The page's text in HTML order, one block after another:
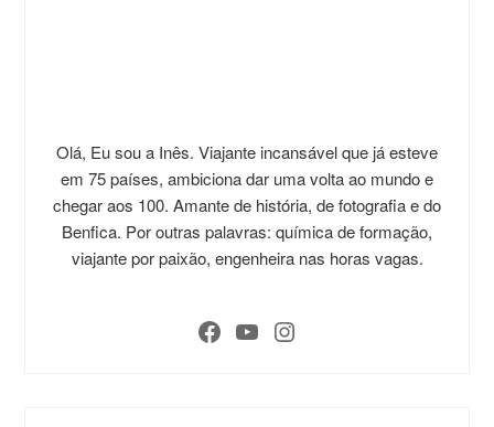
Olá, Eu sou a Inês. Viajante incansável que já esteve
em 75 países, ambiciona dar uma volta ao mundo e
chegar aos 100. Amante de história, de fotografia e do
Benfica. Por outras palavras: química de formação,
viajante por paixão, engenheira nas horas vagas.